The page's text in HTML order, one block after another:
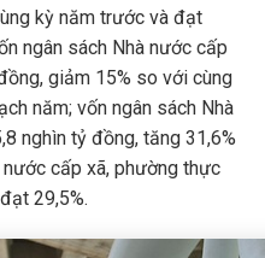
kỳ năm trước và đạt
ngân sách Nhà nước cấp
giảm 15% so với cùng
năm; vốn ngân sách Nhà
nghìn tỷ đồng, tăng 31,6%
cấp xã, phường thực
29,5%.